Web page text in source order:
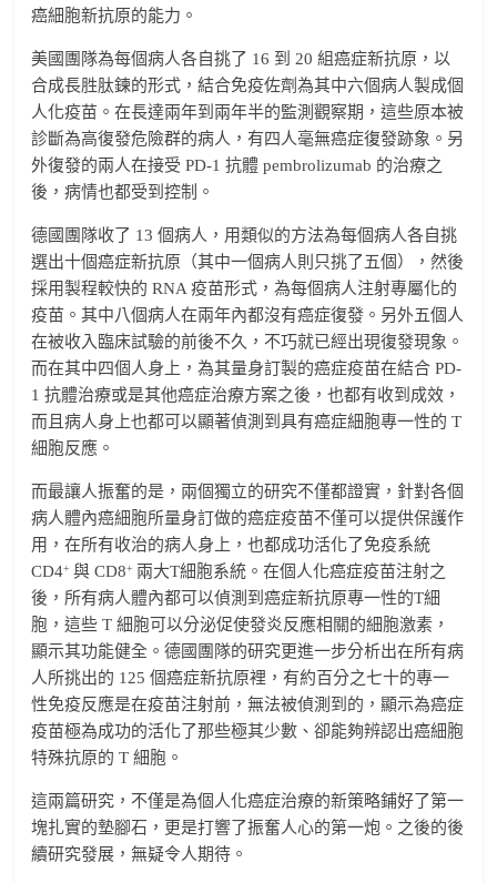
癌細胞新抗原的能力。
美國團隊為每個病人各自挑了 16 到 20 組癌症新抗原，以
合成長胜肽鍊的形式，結合免疫佐劑為其中六個病人製成個
人化疫苗。在長達兩年到兩年半的監測觀察期，這些原本被
診斷為高復發危險群的病人，有四人毫無癌症復發跡象。另
外復發的兩人在接受 PD-1 抗體 pembrolizumab 的治療之
後，病情也都受到控制。
德國團隊收了 13 個病人，用類似的方法為每個病人各自挑
選出十個癌症新抗原（其中一個病人則只挑了五個），然後
採用製程較快的 RNA 疫苗形式，為每個病人注射專屬化的
疫苗。其中八個病人在兩年內都沒有癌症復發。另外五個人
在被收入臨床試驗的前後不久，不巧就已經出現復發現象。
而在其中四個人身上，為其量身訂製的癌症疫苗在結合 PD-
1 抗體治療或是其他癌症治療方案之後，也都有收到成效，
而且病人身上也都可以顯著偵測到具有癌症細胞專一性的 T
細胞反應。
而最讓人振奮的是，兩個獨立的研究不僅都證實，針對各個
病人體內癌細胞所量身訂做的癌症疫苗不僅可以提供保護作
用，在所有收治的病人身上，也都成功活化了免疫系統
CD4+ 與 CD8+ 兩大T細胞系統。在個人化癌症疫苗注射之
後，所有病人體內都可以偵測到癌症新抗原專一性的T細
胞，這些 T 細胞可以分泌促使發炎反應相關的細胞激素，
顯示其功能健全。德國團隊的研究更進一步分析出在所有病
人所挑出的 125 個癌症新抗原裡，有約百分之七十的專一
性免疫反應是在疫苗注射前，無法被偵測到的，顯示為癌症
疫苗極為成功的活化了那些極其少數、卻能夠辨認出癌細胞
特殊抗原的 T 細胞。
這兩篇研究，不僅是為個人化癌症治療的新策略鋪好了第一
塊扎實的墊腳石，更是打響了振奮人心的第一炮。之後的後
續研究發展，無疑令人期待。